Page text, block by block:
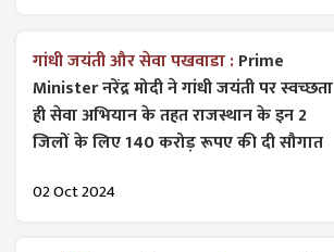
गांधी जयंती और सेवा पखवाडा :Prime
Minister नरेंद्र मोदी ने गांधी जयंती पर स्वच्छता
ही सेवा अभियान के तहत राजस्थान के इन 2
जिलों के लिए 140 करोड़ रूपए की दी सौगात
02 Oct 2024